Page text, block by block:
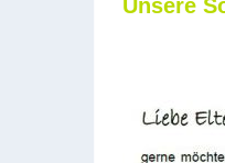
Unsere